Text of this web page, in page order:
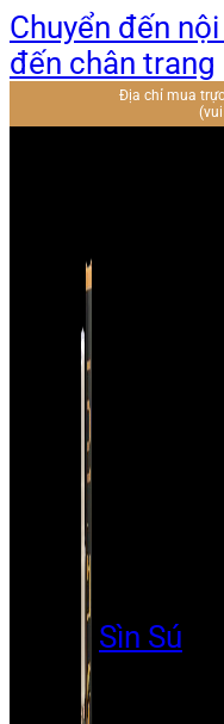
Chuyển đến
đến chân trang
Địa chỉ mua
Sìn Sú